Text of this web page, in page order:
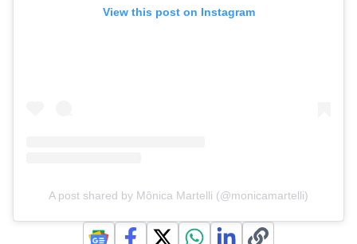
View this post on Instagram
A post shared by Mônica Martelli (@monicamartelli)